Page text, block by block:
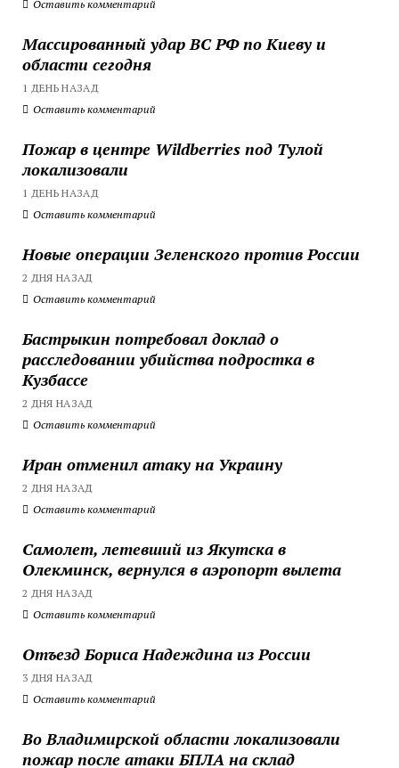
Оставить комментарий
Массированный удар ВС РФ по Киеву и
области сегодня
1 ДЕНЬ НАЗАД
Оставить комментарий
Пожар в центре Wildberries под Тулой
локализовали
1 ДЕНЬ НАЗАД
Оставить комментарий
Новые операции Зеленского против России
2 ДНЯ НАЗАД
Оставить комментарий
Бастрыкин потребовал доклад о
расследовании убийства подростка в
Кузбассе
2 ДНЯ НАЗАД
Оставить комментарий
Иран отменил атаку на Украину
2 ДНЯ НАЗАД
Оставить комментарий
Самолет, летевший из Якутска в
Олекминск, вернулся в аэропорт вылета
2 ДНЯ НАЗАД
Оставить комментарий
Отъезд Бориса Надеждина из России
3 ДНЯ НАЗАД
Оставить комментарий
Во Владимирской области локализовали
пожар после атаки БПЛА на склад